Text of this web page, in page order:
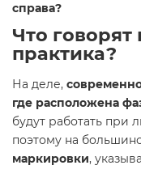
справа?
Что
практика?
На деле,
где расположена
будут работать
поэтому на
маркировки,